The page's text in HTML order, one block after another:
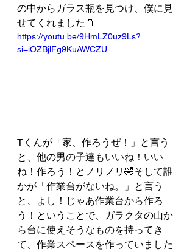
の中からガラス瓶を見つけ、僕に見
せてくれました🫙
https://youtu.be/9HmLZ0uz9Ls?
si=iOZBjlFg9KuAWCZU
Tくんが「家、作ろうぜ！」と言う
と、他の男の子達もいいね！いい
ね！作ろう！とノリノリ🤣そして誰
かが「作業台がないね。」と言う
と、よし！じゃあ作業台から作ろ
う！ということで、ガラクタの山か
ら台に使えそうなものを持ってき
て、作業スペースを作っていました